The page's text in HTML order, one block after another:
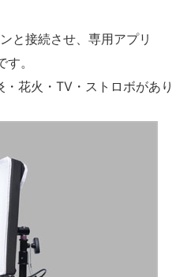
と接続させ、専用アプリ
。
・花火・TV・ストロボがあり